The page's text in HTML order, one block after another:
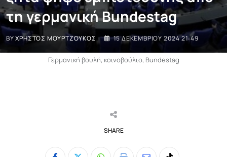
τη γερμανική Bundestag
BYΧΡΉΣΤΟΣ ΜΟΥΡΤΖΟΎΚΟΣ 15 ΔΕΚΕΜΒΡΊΟΥ 2024 21:49
Γερμανική βουλή, κοινοβούλιο, Bundestag
SHARE